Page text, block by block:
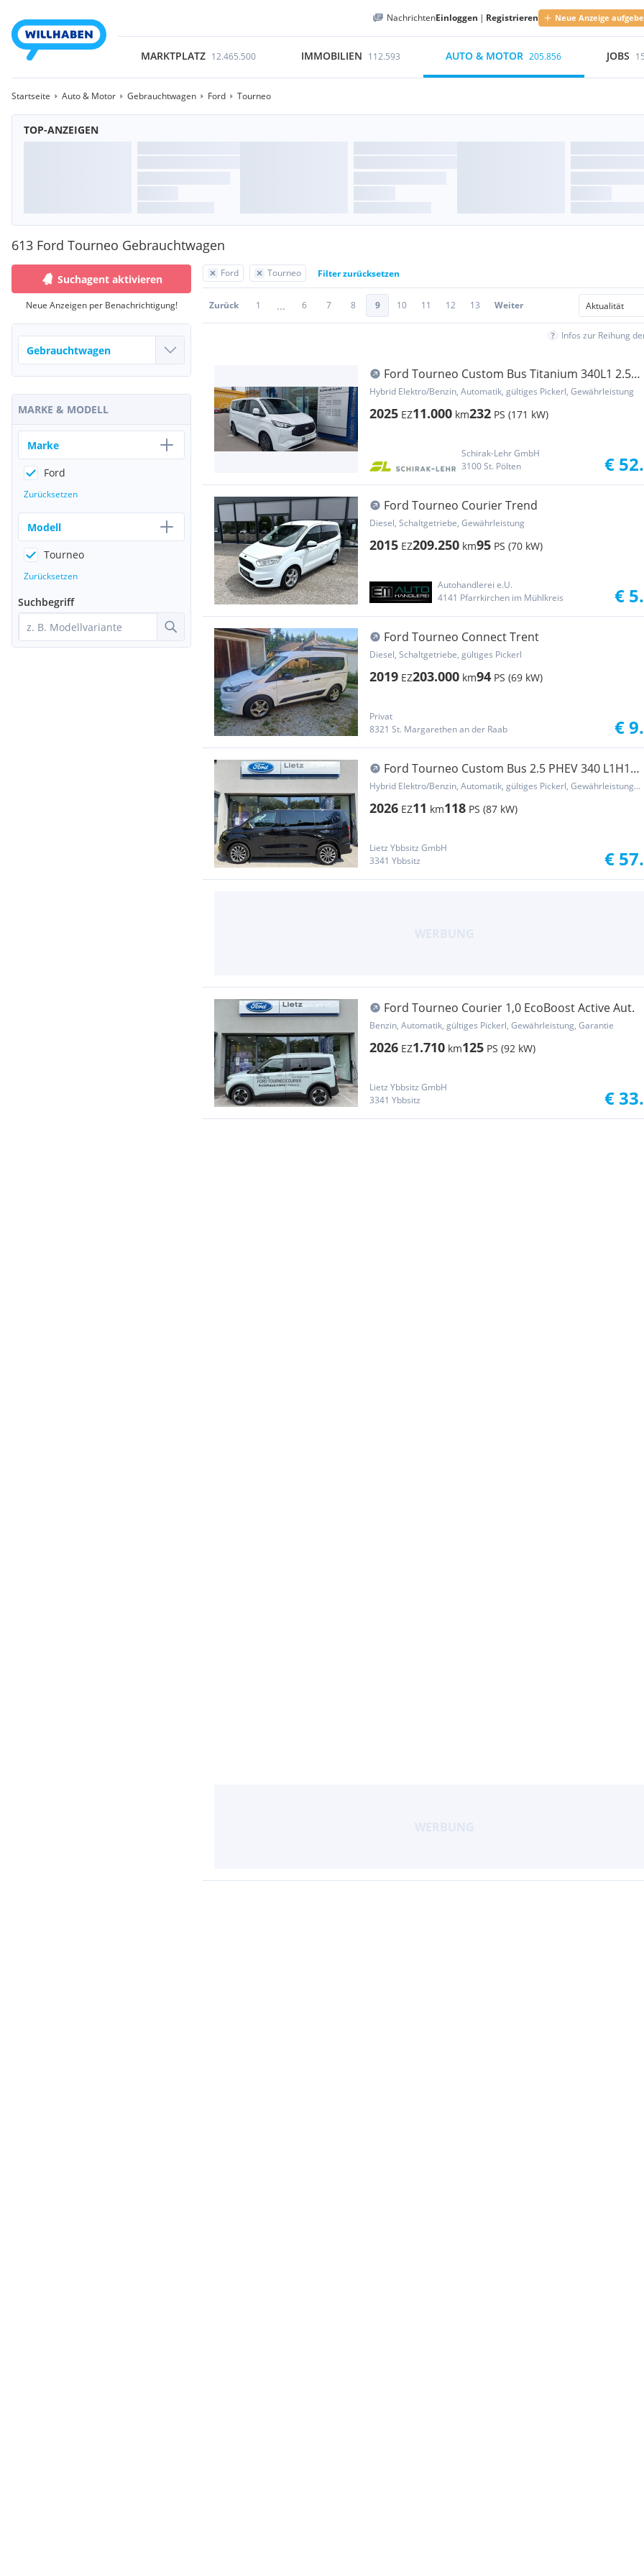
NachrichtenEinloggen | Registrieren Neue Anzeige
MARKTPLATZ 12.465.500 IMMOBILIEN 112.593 AUTO & MOTOR 205.856 JOBS
Startseite Auto & Motor Gebrauchtwagen Ford Tourneo
TOP-ANZEIGEN
613 Ford Tourneo Gebrauchtwagen
Ford Tourneo Filter zurücksetzen
Zurück 1 ... 6 7 8 9 10 11 12 13 Weiter
Infos zur Reihung
Ford Tourneo Custom Bus Titanium 340L1 2.5L
PHEV 233...
Hybrid Elektro/Benzin, Automatik, gültiges Pickerl, Gewährleistung
2025 EZ11.000 km232 PS (171 kW)
Schirak-Lehr GmbH
3100 St. Pölten
€
Ford Tourneo Courier Trend
Diesel, Schaltgetriebe, Gewährleistung
2015 EZ209.250 km95 PS (70 kW)
Autohandlerei e.U.
4141 Pfarrkirchen im Mühlkreis
€
Ford Tourneo Connect Trent
Diesel, Schaltgetriebe, gültiges Pickerl
2019 EZ203.000 km94 PS (69 kW)
Privat
8321 St. Margarethen an der Raab
€
Ford Tourneo Custom Bus 2.5 PHEV 340 L1H1
FWD Titani...
Hybrid Elektro/Benzin, Automatik, gültiges Pickerl, Gewährleistung, Garantie
2026 EZ11 km118 PS (87 kW)
Lietz Ybbsitz GmbH
3341 Ybbsitz
€
Ford Tourneo Courier 1,0 EcoBoost Active Aut.
Benzin, Automatik, gültiges Pickerl, Gewährleistung, Garantie
2026 EZ1.710 km125 PS (92 kW)
Lietz Ybbsitz GmbH
3341 Ybbsitz
€
Suchagent aktivieren
Neue Anzeigen per Benachrichtigung!
MARKE & MODELL
Marke
Ford
Zurücksetzen
Modell
Tourneo
Zurücksetzen
Suchbegriff